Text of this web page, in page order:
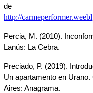
de
http://
Percia, M. (2010).
Lanús: La Cebra.
Preciado, P. (2019).
Un apartamento en
Aires: Anagrama.